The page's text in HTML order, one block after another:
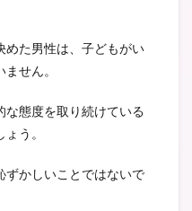
めた男性は、子どもがい
せん。
な態度を取り続けている
う。
ずかしいことではないで